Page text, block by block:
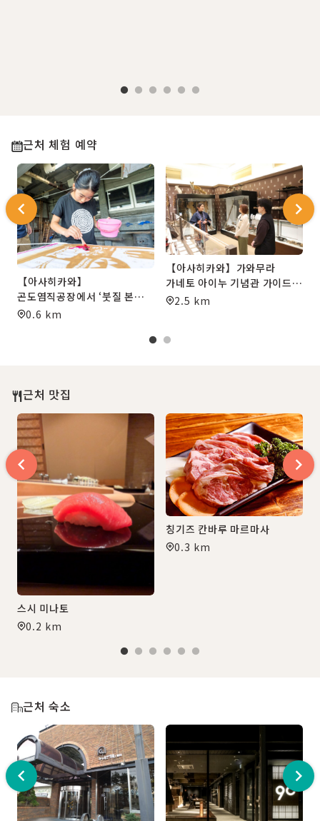
근처 체험 예약
【아사히카와】
곤도염직공장에서 ‘붓질 본염
(하케비키 혼조메)’ 방식의
0.6 km
【아사히카와】가와무라
가네토 아이누 기념관 가이드
투어 & 체험 플랜
2.5 km
근처 맛집
스시 미나토
0.2 km
칭기즈 칸바루 마르마사
0.3 km
근처 숙소